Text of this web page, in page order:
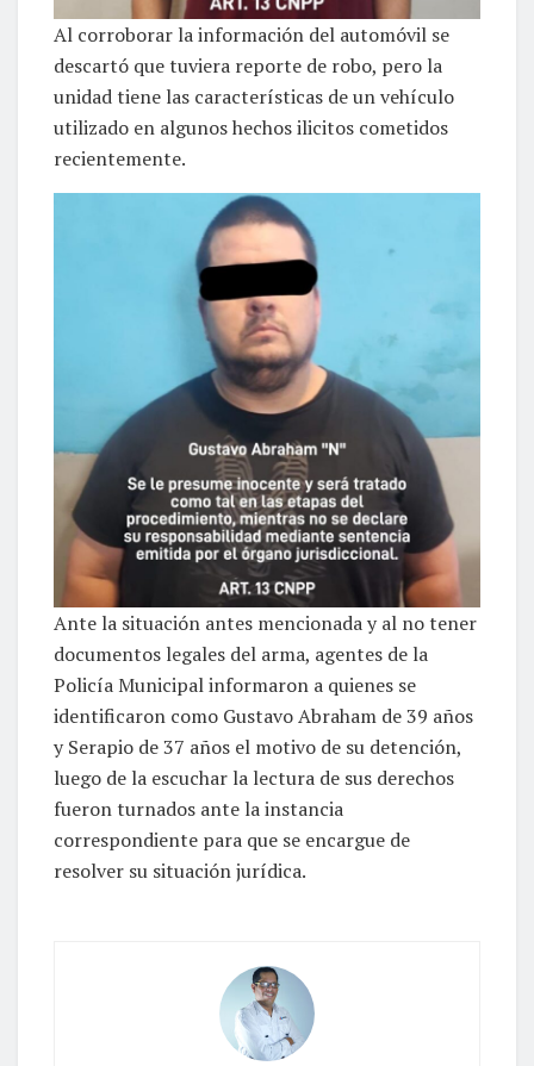
Al corroborar la información del automóvil se
descartó que tuviera reporte de robo, pero la
unidad tiene las características de un vehículo
utilizado en algunos hechos ilicitos cometidos
recientemente.
Ante la situación antes mencionada y al no tener
documentos legales del arma, agentes de la
Policía Municipal informaron a quienes se
identificaron como Gustavo Abraham de 39 años
y Serapio de 37 años el motivo de su detención,
luego de la escuchar la lectura de sus derechos
fueron turnados ante la instancia
correspondiente para que se encargue de
resolver su situación jurídica.